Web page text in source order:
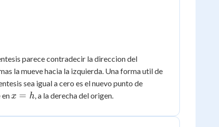
parece contradecir la direccion del
la mueve hacia la izquierda. Una forma util de
sea igual a cero es el nuevo punto de
enx
h
x = h, a la derecha del origen.